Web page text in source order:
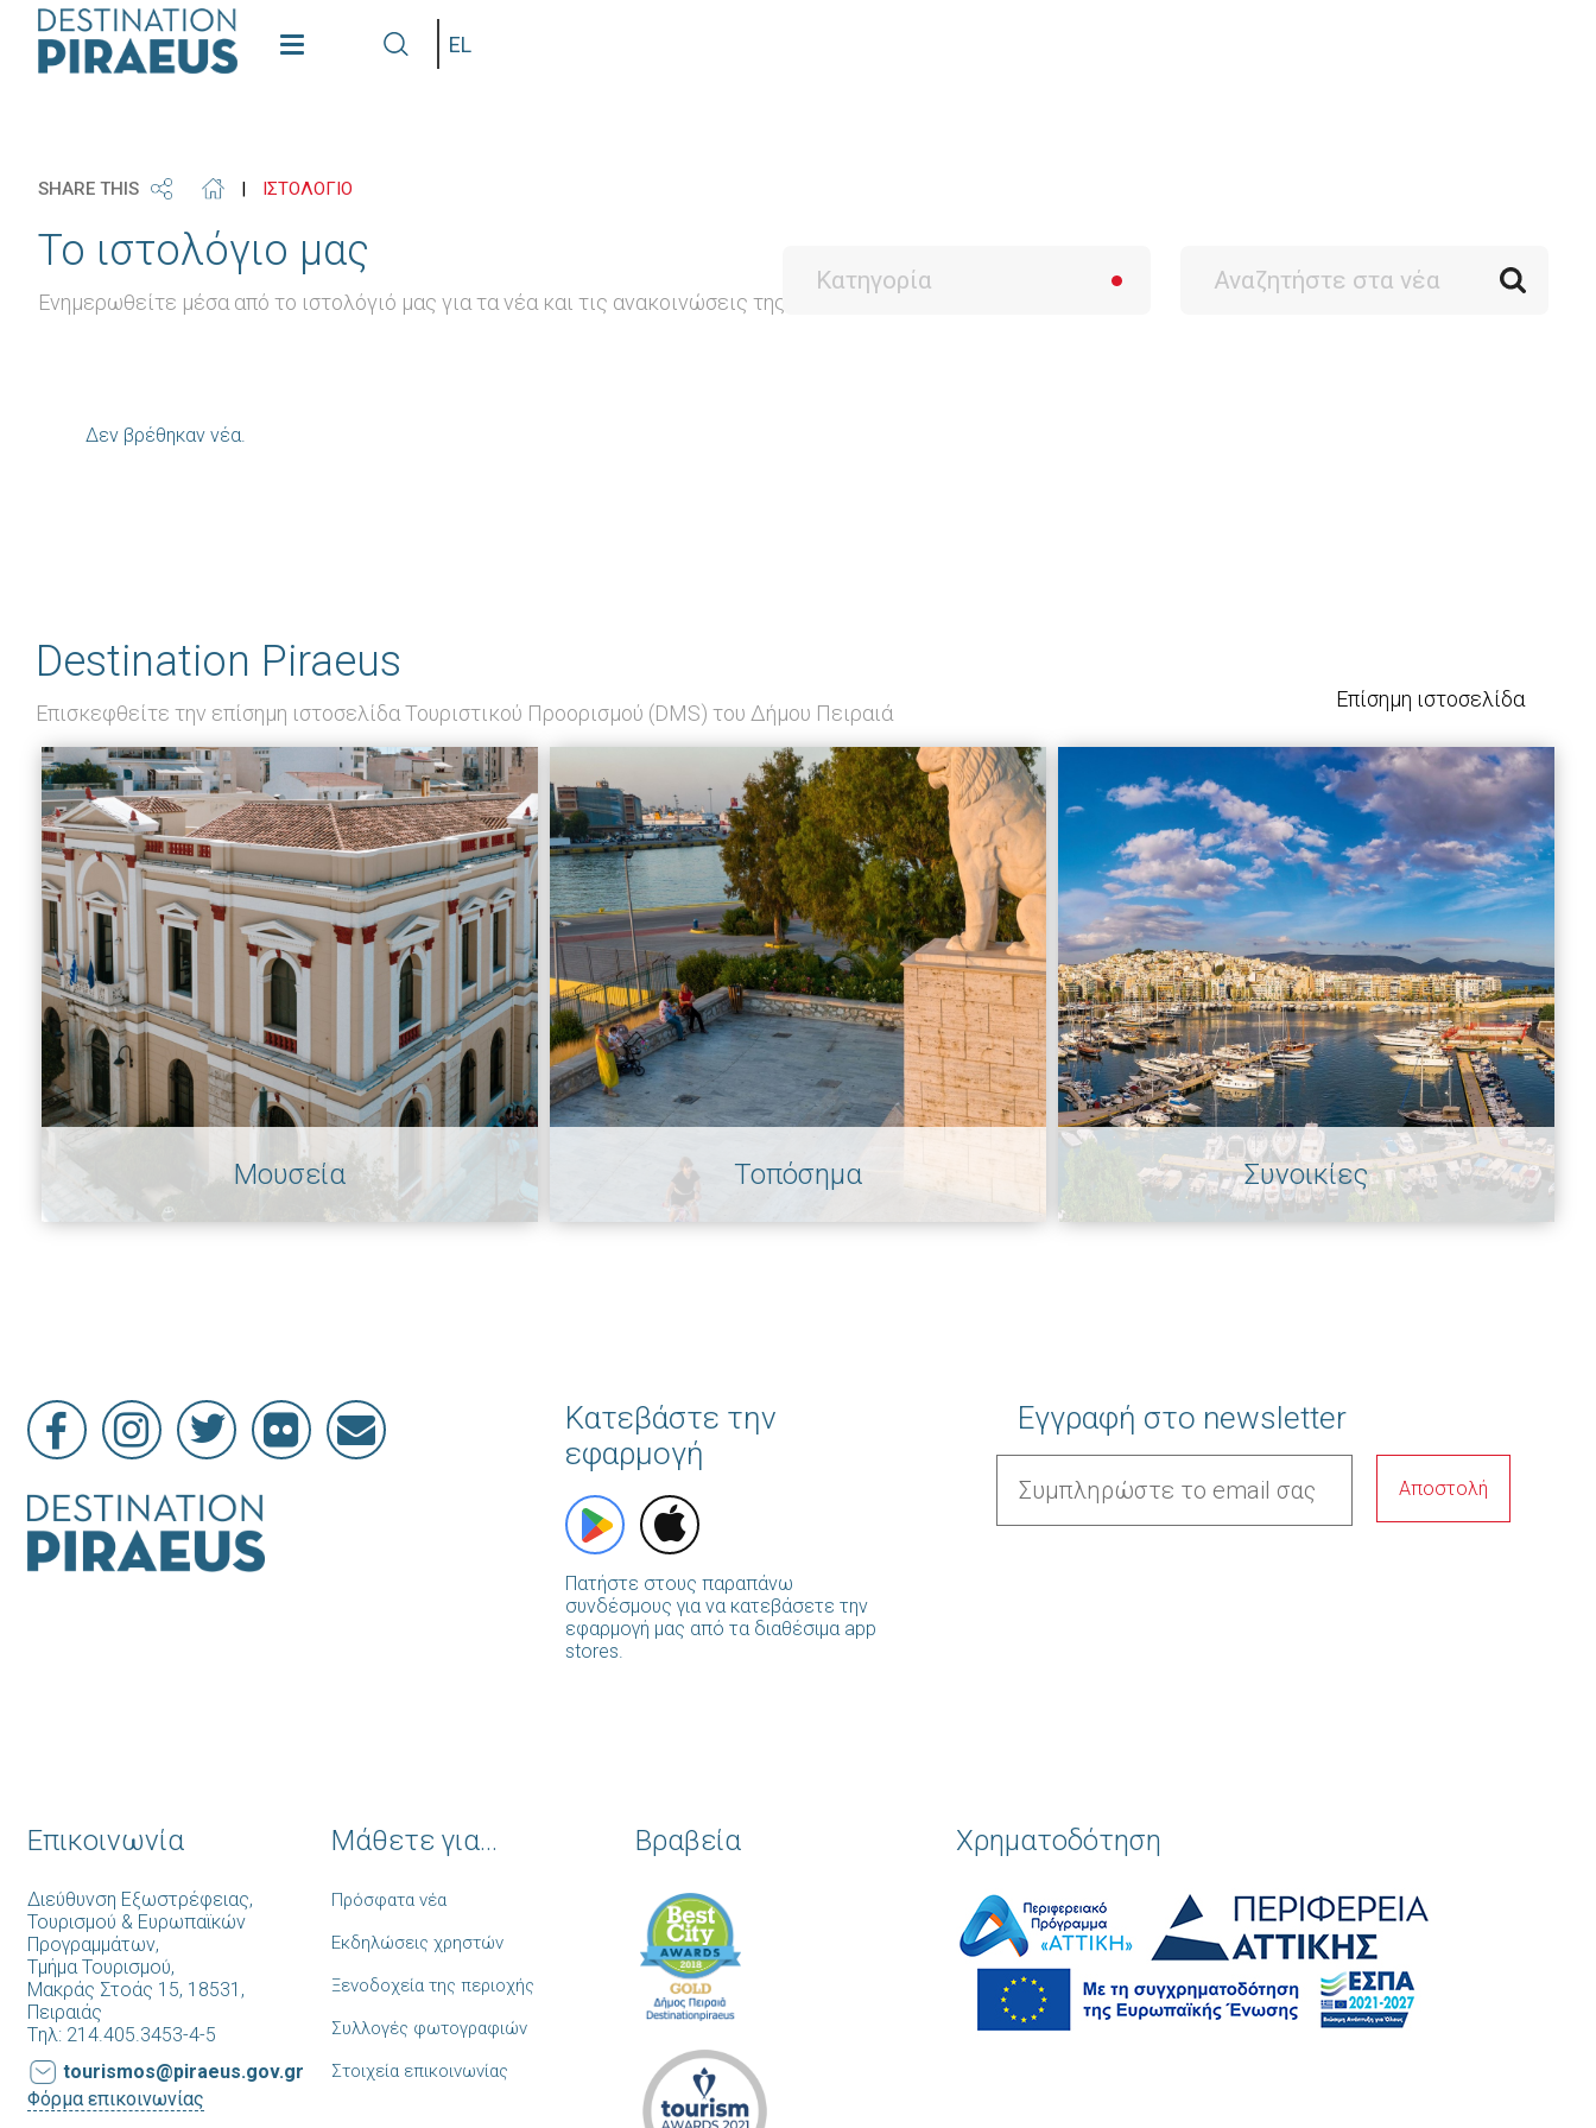
SHARE THIS | ΙΣΤΟΛΟΓΙΟ
Το ιστολόγιο μας
Ενημερωθείτε μέσα από το ιστολόγιό μας για τα νέα και τις ανακοινώσεις της περιοχής μας
Δεν βρέθηκαν νέα.
Destination Piraeus
Επισκεφθείτε την επίσημη ιστοσελίδα Τουριστικού Προορισμού (DMS) του Δήμου Πειραιά
Επίσημη ιστοσελίδα
Μουσεία Τοπόσημα Συνοικίες
Κατεβάστε την
εφαρμογή
Πατήστε στους παραπάνω
συνδέσμους για να κατεβάσετε την
εφαρμογή μας από τα διαθέσιμα app
stores.
Εγγραφή στο newsletter
Επικοινωνία
Διεύθυνση Εξωστρέφειας,
Τουρισμού & Ευρωπαϊκών
Προγραμμάτων,
Tμήμα Τουρισμού,
Μακράς Στοάς 15, 18531,
Πειραιάς
Tηλ: 214.405.3453-4-5
tourismos@piraeus.gov.gr
Φόρμα επικοινωνίας
Μάθετε για...
Πρόσφατα νέα
Εκδηλώσεις χρηστών
Ξενοδοχεία της περιοχής
Συλλογές φωτογραφιών
Στοιχεία επικοινωνίας
Βραβεία Χρηματοδότηση